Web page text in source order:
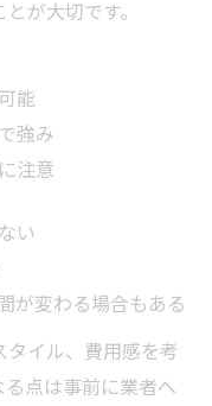
が大切です。
能
強み
注意
い
が変わる場合もある
イル、費用感を考
点は事前に業者へ